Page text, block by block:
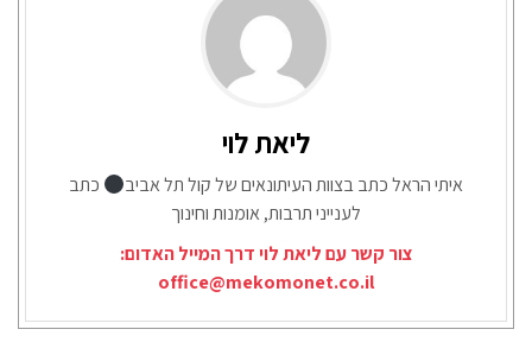
ליאת לוי
איתי הראל כתב בצוות העיתונאים של קול תל אביב
כתב
לענייני תרבות, אומנות וחינוך
צור קשר עם ליאת לוי דרך המייל האדום:
office@mekomonet.co.il